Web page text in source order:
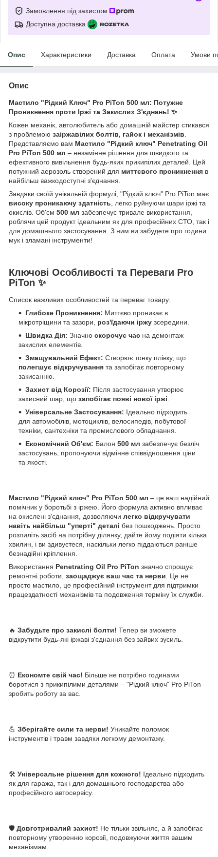
Замовлення під захистом
Доступна доставка
Опис Характеристики Доставка Оплата Умови
Опис
Мастило "Рідкий Ключ" Pro PiTon 500 мл: Потужне
Проникнення проти Іржі та Закислих З'єднань! ✨
Кожен механік, автолюбитель або домашній майстер стикався
з проблемою заіржавілих болтів, гайок і механізмів
Представляємо вам Мастило "Рідкий ключ" Penetrating Oil
Pro PiTon 500 мл – незамінне рішення для швидкого та
ефективного вивільнення будь-яких прикипілих деталей. Цей
потужний аерозоль створений для миттєвого проникнення в
найбільш важкодоступні з'єднання.
Завдяки своїй унікальній формулі, "Рідкий ключ" Pro PiTon має
високу проникаючу здатність , легко руйнуючи шари іржі та
окислів. Об'єм 500 мл забезпечує тривале використання,
роблячи цей продукт ідеальним як для професійних СТО, так і
для домашнього застосування. З ним ви забудете про години
мук і зламані інструменти!
Ключові Особливості та Переваги Pro
PiTon ✨
Список важливих особливостей та переваг товару:
Глибоке Проникнення: Миттєво проникає в
мікротріщини та зазори, роз'їдаючи іржу зсередини.
Швидка Дія: Значно скорочує час на демонтаж
закислих елементів.
Змащувальний Ефект: Створює тонку плівку, що
полегшує відкручування та запобігає повторному
закисанню.
Захист від Корозії: Після застосування утворює
захисний шар, що запобігає появі нової іржі.
Універсальне Застосування: Ідеально підходить
для автомобілів, мотоциклів, велосипедів, побутової
техніки, сантехніки та промислового обладнання.
Економічний Об'єм: Балон 500 мл забезпечує безліч
застосувань, пропонуючи відмінне співвідношення ціни
та якості.
Мастило "Рідкий ключ" Pro PiTon 500 мл – це ваш надійний
помічник у боротьбі з іржею. Його формула активно впливає
на окислені з'єднання, дозволяючи легко відкручувати
навіть найбільш "уперті" деталі без пошкоджень. Просто
розпиліть засіб на потрібну ділянку, дайте йому подіяти кілька
хвилин, і ви здивуєтеся, наскільки легко піддаються раніше
безнадійні кріплення.
Використання Penetrating Oil Pro PiTon значно спрощує
ремонтні роботи, заощаджує ваш час та нерви. Це не
просто мастило, це професійний інструмент для підтримки
працездатності механізмів та подовження терміну їх служби.
🔥 Забудьте про закислі болти! Тепер ви зможете
відкрутити будь-які іржаві з'єднання без зайвих зусиль.
⏰ Економте свій час! Більше не потрібно годинами
боротися з прикипілими деталями – "Рідкий ключ" Pro PiTon
зробить роботу за вас.
💪 Зберігайте сили та нерви! Уникайте поломок
інструментів і травм завдяки легкому демонтажу.
🛠️ Універсальне рішення для кожного! Ідеально підходить
як для гаража, так і для домашнього господарства або
професійного автосервісу.
🛡️ Довготривалий захист! Не тільки звільняє, а й запобігає
повторному утворенню корозії, подовжуючи життя вашим
механізмам.